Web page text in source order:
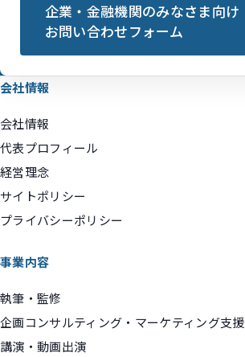
企業・金融機関のみなさま向け
お問い合わせフォーム
会社情報
会社情報
代表プロフィール
経営理念
サイトポリシー
プライバシーポリシー
事業内容
執筆・監修
企画コンサルティング・マーケティング支援
講演・動画出演